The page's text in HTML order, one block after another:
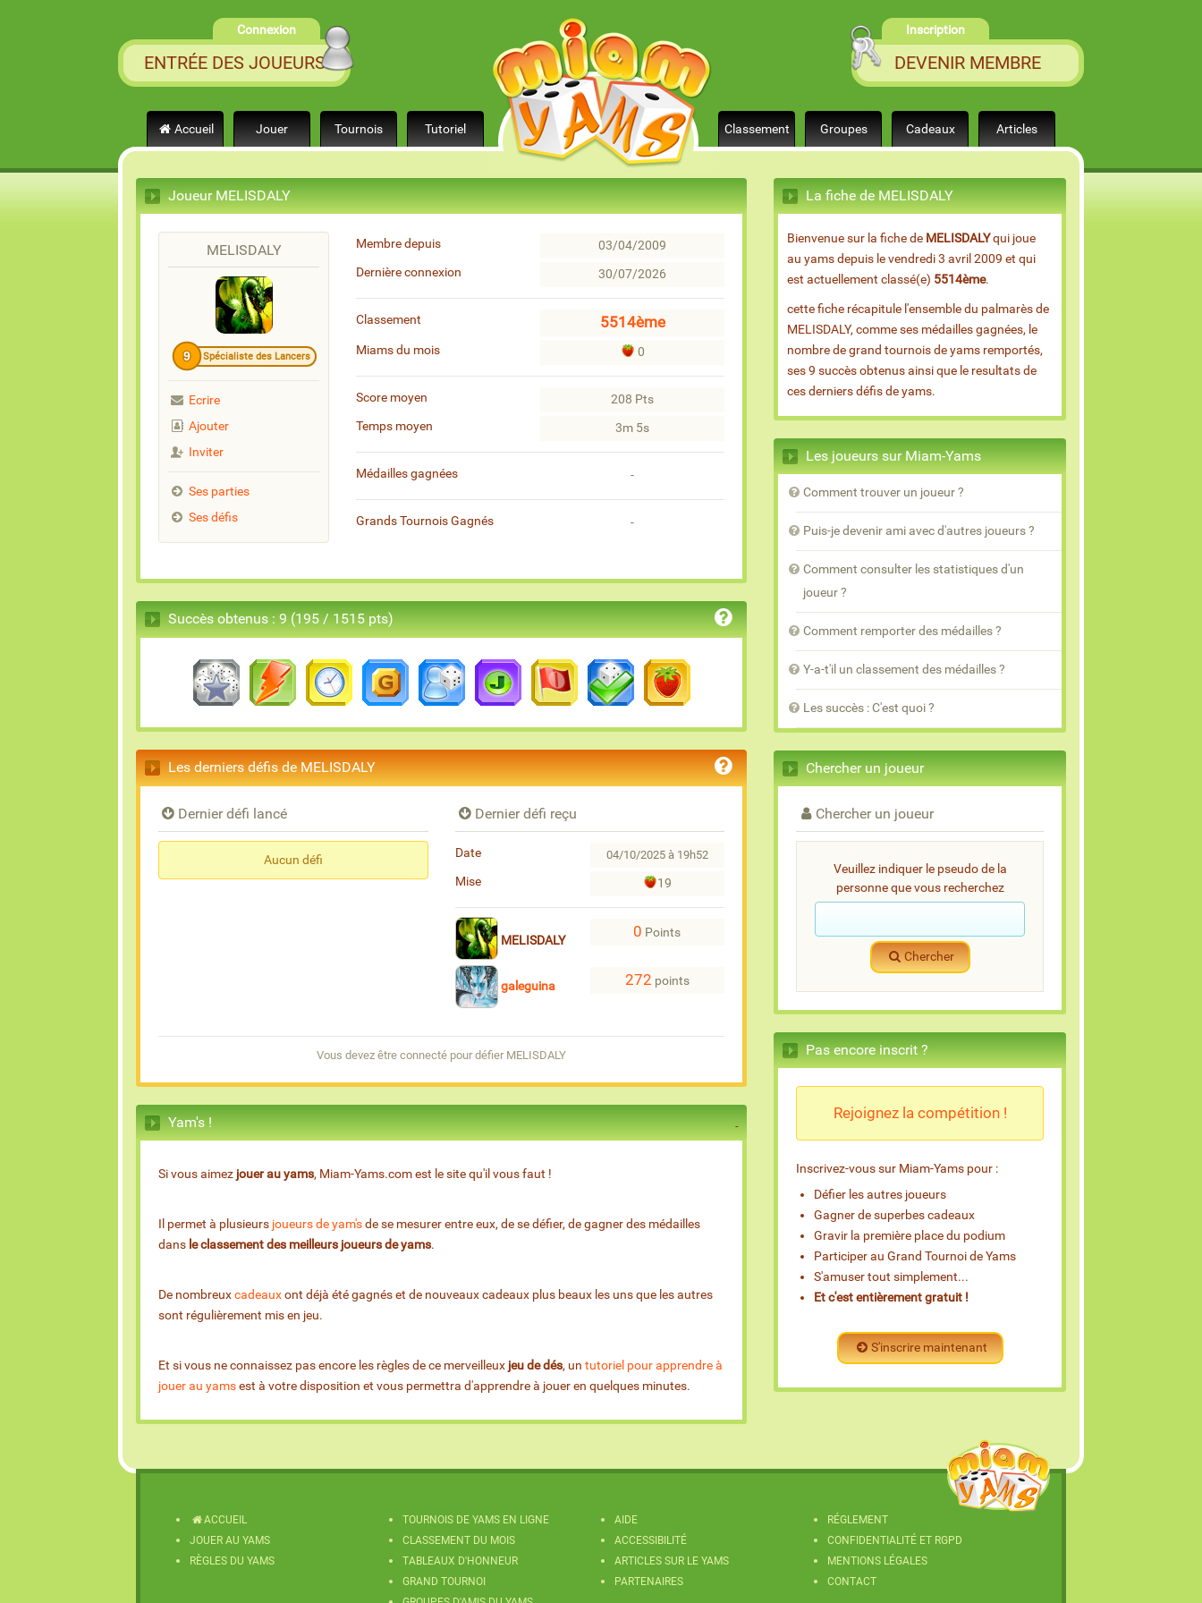
Connexion
ENTRÉE DES JOUEURS
Inscription
DEVENIR MEMBRE
Accueil Jouer Tournois Tutoriel Classement Groupes Cadeaux Articles
Joueur MELISDALY
MELISDALY
9 Spécialiste des Lancers
Ecrire
Ajouter
Inviter
Ses parties
Ses défis
Membre depuis
03/04/2009
Dernière connexion
30/07/2026
Classement 5514ème
Miams du mois 0
Score moyen
208 Pts
Temps moyen
3m 5s
Médailles gagnées -
Grands Tournois Gagnés -
Succès obtenus : 9 (195 / 1515 pts)
Les derniers défis de MELISDALY
Dernier défi lancé
Aucun défi
Dernier défi reçu
Date 04/10/2025 à 19h52
Mise 19
MELISDALY
0 Points
galeguina 272 points
Vous devez être connecté pour défier MELISDALY
Yam's !
Si vous aimez jouer au yams, Miam-Yams.com est le site qu'il vous faut !
Il permet à plusieurs joueurs de yam'sde se mesurer entre eux, de se défier, de gagner des médailles
dans le classement des meilleurs joueurs de yams.
De nombreuxcadeauxont déjà été gagnés et de nouveaux cadeaux plus beaux les uns que les autres
sont régulièrement mis en jeu.
Et si vous ne connaissez pas encore les règles de ce merveilleux jeu de dés, un tutoriel pour apprendre à
jouer au yamsest à votre disposition et vous permettra d'apprendre à jouer en quelques minutes.
La fiche de MELISDALY
Bienvenue sur la fiche de MELISDALYqui joue
au yams depuis le vendredi 3 avril 2009 et qui
est actuellement classé(e) 5514ème.
cette fiche récapitule l'ensemble du palmarès de
MELISDALY, comme ses médailles gagnées, le
nombre de grand tournois de yams remportés,
ses 9 succès obtenus ainsi que le resultats de
ces derniers défis de yams.
Les joueurs sur Miam-Yams
Comment trouver un joueur ?
Puis-je devenir ami avec d'autres joueurs ?
Comment consulter les statistiques d'un
joueur ?
Comment remporter des médailles ?
Y-a-t'il un classement des médailles ?
Les succès : C'est quoi ?
Chercher un joueur
Chercher un joueur
Veuillez indiquer le pseudo de la
personne que vous recherchez
Chercher
Pas encore inscrit ?
Rejoignez la compétition !
Inscrivez-vous sur Miam-Yams pour :
Défier les autres joueurs
Gagner de superbes cadeaux
Gravir la première place du podium
Participer au Grand Tournoi de Yams
S'amuser tout simplement...
Et c'est entièrement gratuit !
S'inscrire maintenant
ACCUEIL
JOUER AU YAMS
RÈGLES DU YAMS
TOURNOIS DE YAMS EN LIGNE
CLASSEMENT DU MOIS
TABLEAUX D'HONNEUR
GRAND TOURNOI
AIDE
ACCESSIBILITÉ
ARTICLES SUR LE YAMS
PARTENAIRES
RÉGLEMENT
CONFIDENTIALITÉ ET RGPD
MENTIONS LÉGALES
CONTACT